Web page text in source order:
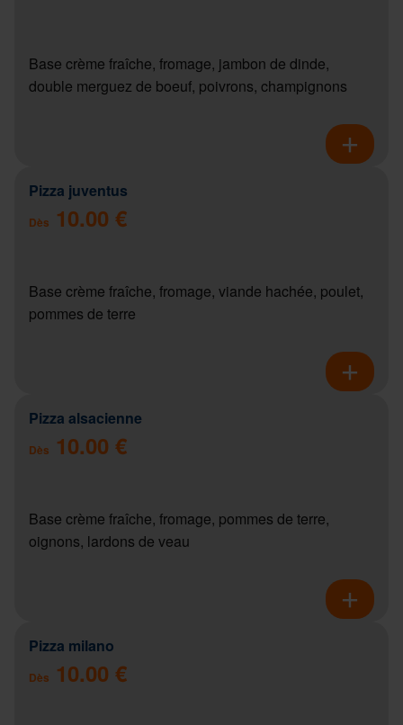
Base crème fraîche, fromage, jambon de dinde,
double merguez de boeuf, poivrons, champignons
Pizza juventus
Dès 10.00 €
Base crème fraîche, fromage, viande hachée, poulet,
pommes de terre
Pizza alsacienne
Dès 10.00 €
Base crème fraîche, fromage, pommes de terre,
oignons, lardons de veau
Pizza milano
Dès 10.00 €